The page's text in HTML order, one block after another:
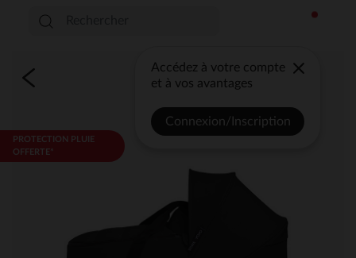
Accédez à votre compte
et à vos avantages
Connexion/Inscription
PROTECTION PLUIE
OFFERTE*